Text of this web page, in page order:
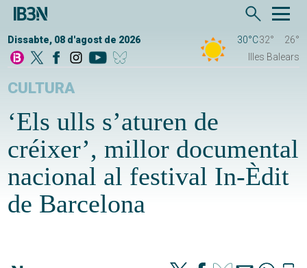
Dissabte, 08 d'agost de 2026 30°C32°
26°
Illes Balears
CULTURA
‘Els ulls s’aturen de
créixer’, millor documental
nacional al festival In-Èdit
de Barcelona